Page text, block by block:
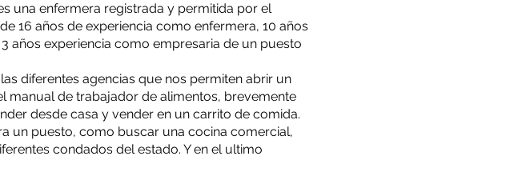
una enfermera registrada y permitida por el
16 años de experiencia como enfermera, 10 años
años experiencia como empresaria de un puesto
diferentes agencias que nos permiten abrir un
de trabajador de alimentos, brevemente
desde casa y vender en un carrito de comida.
un puesto, como buscar una cocina comercial,
condados del estado. Y en el ultimo